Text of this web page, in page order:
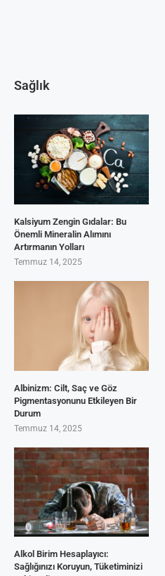
Sağlık
Kalsiyum Zengin Gıdalar: Bu
Önemli Mineralin Alımını
Artırmanın Yolları
Temmuz 14, 2025
Albinizm: Cilt, Saç ve Göz
Pigmentasyonunu Etkileyen Bir
Durum
Temmuz 14, 2025
Alkol Birim Hesaplayıcı:
Sağlığınızı Koruyun, Tüketiminizi